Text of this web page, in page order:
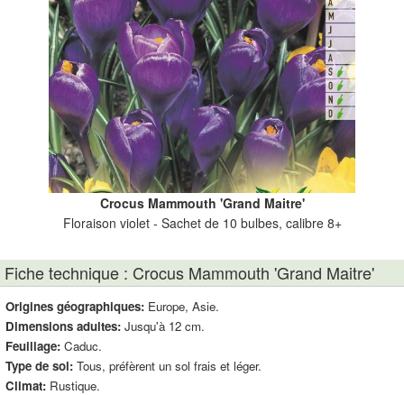
Crocus Mammouth 'Grand Maitre'
Floraison violet - Sachet de 10 bulbes, calibre 8+
Fiche technique : Crocus Mammouth 'Grand Maitre'
Origines géographiques: Europe, Asie.
Dimensions adultes: Jusqu'à 12 cm.
Feuillage: Caduc.
Type de sol: Tous, préfèrent un sol frais et léger.
Climat: Rustique.